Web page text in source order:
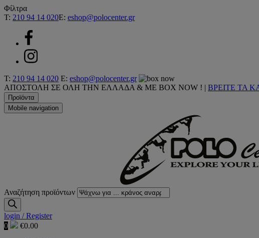
Φίλτρα
T: 210 94 14 020E: eshop@polocenter.gr
T: 210 94 14 020 E: eshop@polocenter.gr
ΑΠΟΣΤΟΛΗ ΣΕ ΟΛΗ ΤΗΝ ΕΛΛΑΔΑ & ΜΕ BOX NOW ! | ΒΡΕΙΤΕ ΤΑ
Προϊόντα
Mobile navigation
Αναζήτηση προϊόντων
login / Register
0
€0.00